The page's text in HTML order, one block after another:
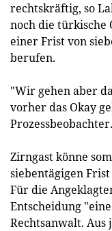
rechtskräftig, so
noch die türkische
einer Frist von
berufen.
"Wir gehen aber
vorher das Okay
Prozessbeobachter.
Zirngast könne
siebentägigen
Für die
Entscheidung
Rechtsanwalt. Aus